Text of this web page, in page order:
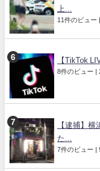
上...
11件のビュー |
【TikTok
8件のビュー |
【逮捕】
た...
7件のビュー |